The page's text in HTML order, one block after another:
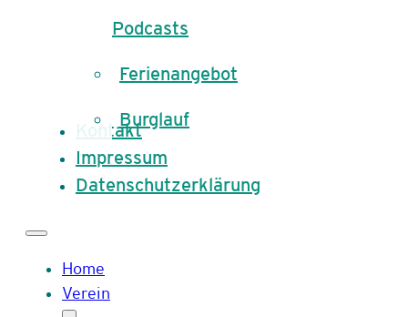
Podcasts
Ferienangebot
Burglauf
Kontakt
Impressum
Datenschutzerklärung
Home
Verein